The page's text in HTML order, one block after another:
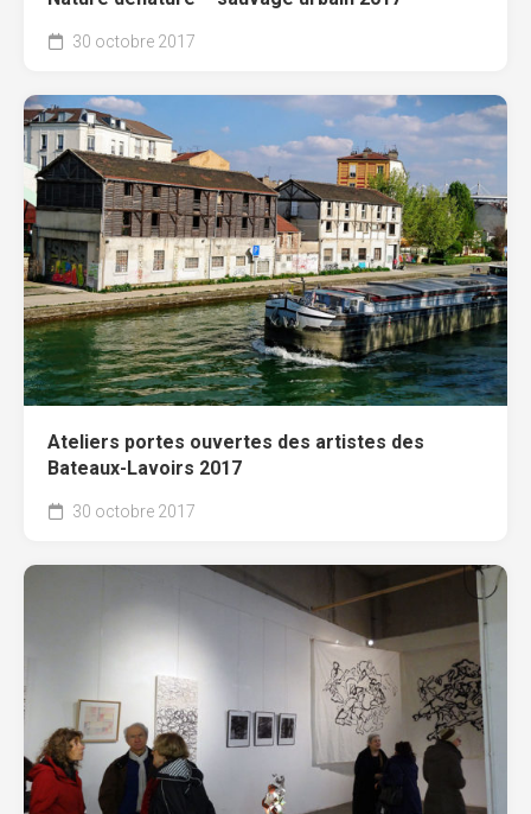
30 octobre 2017
Ateliers portes ouvertes des artistes des
Bateaux-Lavoirs 2017
30 octobre 2017